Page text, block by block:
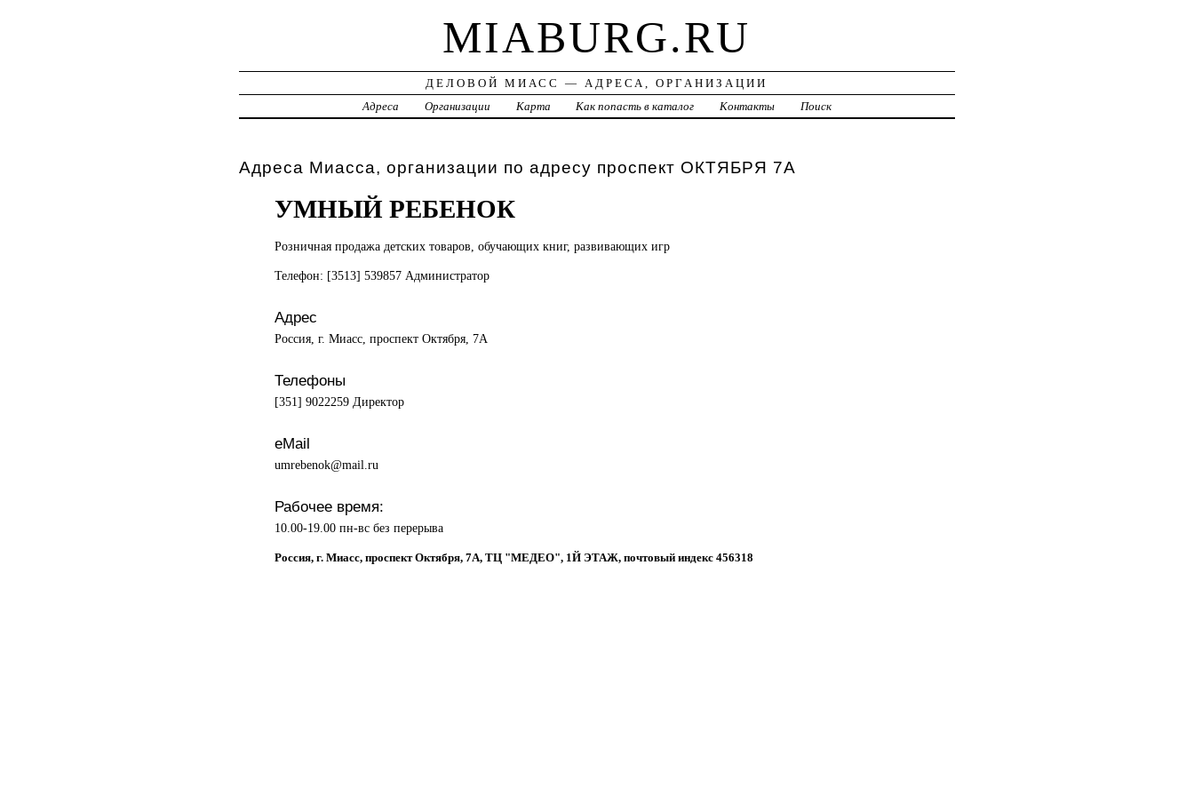
MIABURG.RU
ДЕЛОВОЙ МИАСС — АДРЕСА, ОРГАНИЗАЦИИ
Адреса
Организации Карта Как попасть в каталог Контакты Поиск
Адреса Миасса, организации по адресу проспект ОКТЯБРЯ 7А
УМНЫЙ РЕБЕНОК
Розничная продажа детских товаров, обучающих книг, развивающих игр
Телефон: [3513] 539857 Администратор
Адрес
Россия, г. Миасс, проспект Октября, 7А
Телефоны
[351] 9022259 Директор
eMail
umrebenok@mail.ru
Рабочее время:
10.00-19.00 пн-вс без перерыва
Россия, г. Миасс, проспект Октября, 7А, ТЦ "МЕДЕО", 1Й ЭТАЖ, почтовый индекс 456318